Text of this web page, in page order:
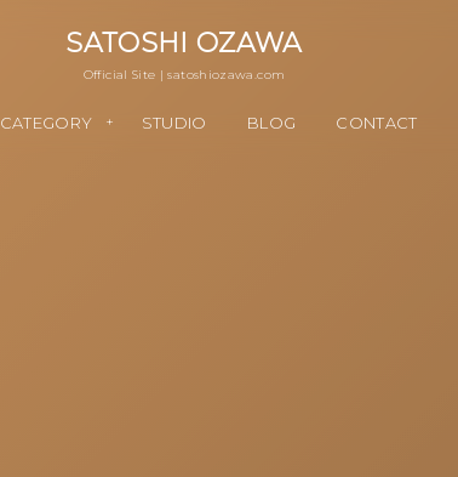
SATOSHI OZAWA
Official Site | satoshiozawa.com
CATEGORY
カテゴリー STUDIO
OZAWA
BLOG
ブログ CONTACT
問い合わせ